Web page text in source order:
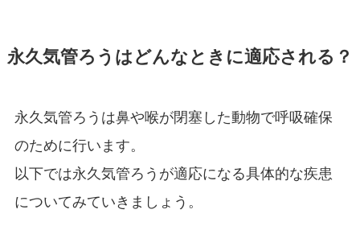
永久気管ろうはどんなときに適応される？
永久気管ろうは鼻や喉が閉塞した動物で呼吸確保
のために行います。
以下では永久気管ろうが適応になる具体的な疾患
についてみていきましょう。